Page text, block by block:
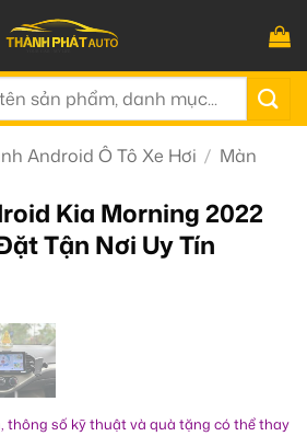
Android Ô Tô Xe Hơi / Màn
Kia Morning 2022
Tận Nơi Uy Tín
thông số kỹ thuật và quà tặng có thể thay